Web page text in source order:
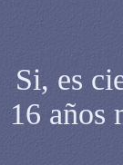
Si, es
16 años